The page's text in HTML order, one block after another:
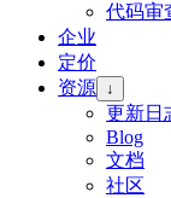
代码审
企业
定价
资源 ↓
更新日
Blog
文档
社区